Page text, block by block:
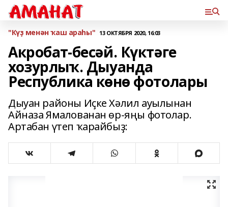
"Күҙ менән ҡаш араһы" 13 ОКТЯБРЯ 2020, 16:03
Акробат-бесәй. Күктәге
хозурлыҡ. Дыуанда
Республика көнө фотолары
Дыуан районы Иҫке Хәлил ауылынан
Айназа Ямалованан өр-яңы фотолар.
Артабан үтеп ҡарайбыҙ: